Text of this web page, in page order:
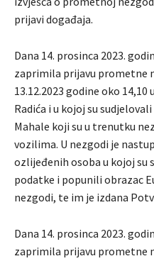
prijavi događaja.
Dana 14. prosinca 2023.
zaprimila prijavu prometne
13.12.2023 godine oko
Radića i u kojoj su sudjelovali
Mahale koji su u trenutku
vozilima. U nezgodi je
ozlijeđenih osoba u kojoj su
podatke i popunili obrazac
nezgodi, te im je izdana
Dana 14. prosinca 2023.
zaprimila prijavu prometne